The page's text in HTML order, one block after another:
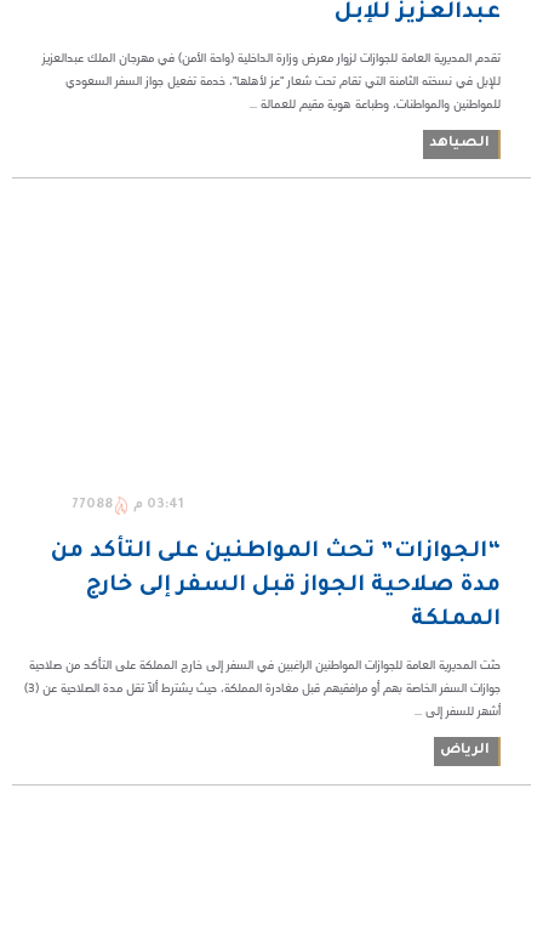
عبدالعزيز للإبل
تقدم المديرية العامة للجوازات لزوار معرض وزارة الداخلية (واحة الأمن) في مهرجان الملك عبدالعزيز
للإبل في نسخته الثامنة التي تقام تحت شعار "عز لأهلها"، خدمة تفعيل جواز السفر السعودي
للمواطنين والمواطنات، وطباعة هوية مقيم للعمالة ...
الصياهد
03:41 م 77088
“الجوازات” تحث المواطنين على التأكد من
مدة صلاحية الجواز قبل السفر إلى خارج
المملكة
حثت المديرية العامة للجوازات المواطنين الراغبين في السفر إلى خارج المملكة على التأكد من صلاحية
جوازات السفر الخاصة بهم أو مرافقيهم قبل مغادرة المملكة، حيث يشترط ألاّ تقل مدة الصلاحية عن (3)
أشهر للسفر إلى ...
الرياض